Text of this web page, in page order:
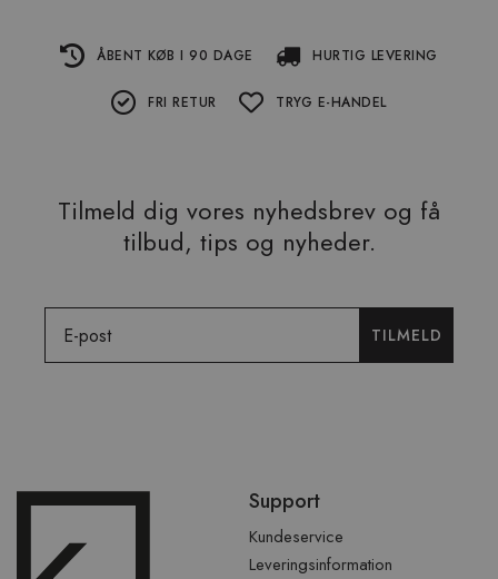
ÅBENT KØB I 90 DAGE HURTIG LEVERING
FRI RETUR TRYG E-HANDEL
Tilmeld dig vores nyhedsbrev og få
tilbud, tips og nyheder.
TILMELD
over
Support
Kundeservice
Leveringsinformation